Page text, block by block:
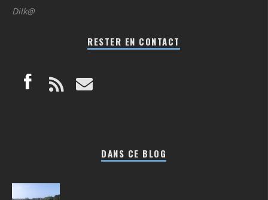
Dilk@
RESTER EN CONTACT
DANS CE BLOG